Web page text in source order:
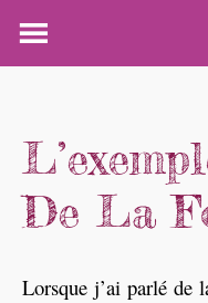
De La
Lorsque j’ai parlé de